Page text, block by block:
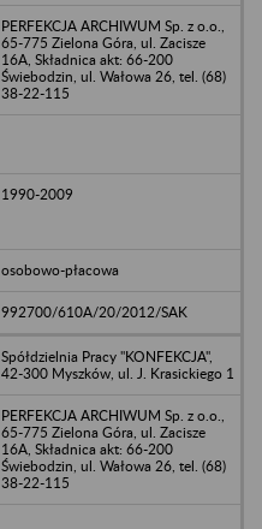
PERFEKCJA ARCHIWUM Sp. z o.o.,
65-775 Zielona Góra, ul. Zacisze
16A, Składnica akt: 66-200
Świebodzin, ul. Wałowa 26, tel. (68)
38-22-115
1990-2009
osobowo-płacowa
992700/610A/20/2012/SAK
Spółdzielnia Pracy "KONFEKCJA",
42-300 Myszków, ul. J. Krasickiego 1
PERFEKCJA ARCHIWUM Sp. z o.o.,
65-775 Zielona Góra, ul. Zacisze
16A, Składnica akt: 66-200
Świebodzin, ul. Wałowa 26, tel. (68)
38-22-115